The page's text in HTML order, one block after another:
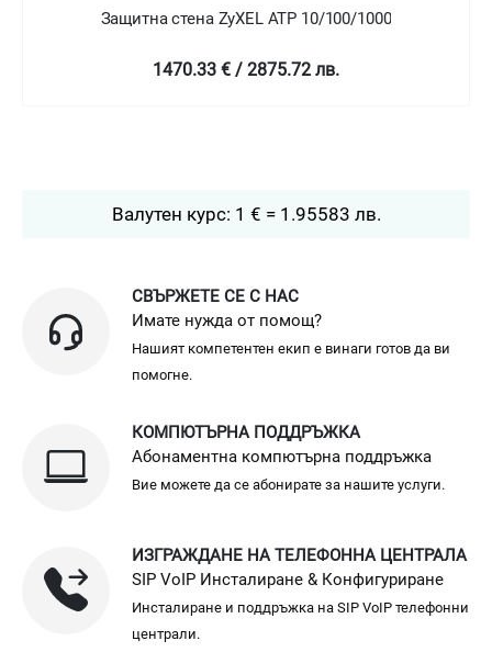
Защитна стена ZyXEL ATP 10/100/1000
1470.33 € / 2875.72 лв.
Валутен курс: 1 € = 1.95583 лв.
СВЪРЖЕТЕ СЕ С НАС
Имате нужда от помощ?
Нашият компетентен екип е винаги готов да ви
помогне.
КОМПЮТЪРНА ПОДДРЪЖКА
Абонаментна компютърна поддръжка
Вие можете да се абонирате за нашите услуги.
ИЗГРАЖДАНЕ НА ТЕЛЕФОННА ЦЕНТРАЛА
SIP VoIP Инсталиране & Конфигуриране
Инсталиране и поддръжка на SIP VoIP телефонни
централи.